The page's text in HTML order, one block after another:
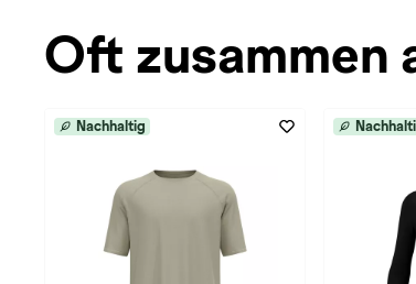
Oft zusammen
Nachhaltig